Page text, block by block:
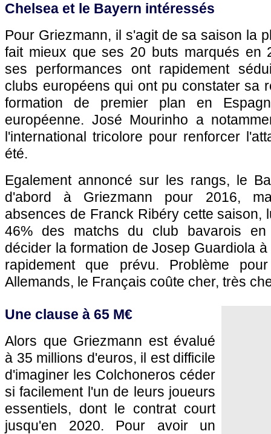
Chelsea et le Bayern intéressés
Pour Griezmann, il s'agit de sa saison la
fait mieux que ses 20 buts marqués en
ses performances ont rapidement
clubs européens qui ont pu constater sa
formation de premier plan en
européenne. José Mourinho a
l'international tricolore pour renforcer
été.
Egalement annoncé sur les rangs, le
d'abord à Griezmann pour 2016,
absences de Franck Ribéry cette saison,
46% des matchs du club bavarois en
décider la formation de Josep Guardiola
rapidement que prévu. Problème
Allemands, le Français coûte cher, très
Une clause à 65 M€
Alors que Griezmann est évalué
à 35 millions d'euros, il est difficile
d'imaginer les Colchoneros céder
si facilement l'un de leurs joueurs
essentiels, dont le contrat court
jusqu'en 2020. Pour avoir un